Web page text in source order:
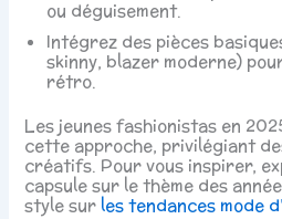
ou déguisement.
Intégrez des pièces
skinny, blazer moderne)
rétro.
Les jeunes fashionistas en
cette approche, privilégiant
créatifs. Pour vous inspirer,
capsule sur le thème des
style sur les tendances mode